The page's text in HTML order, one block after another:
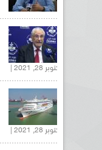
أكتوبر 28, 2021 |
أكتوبر 28, 2021 |